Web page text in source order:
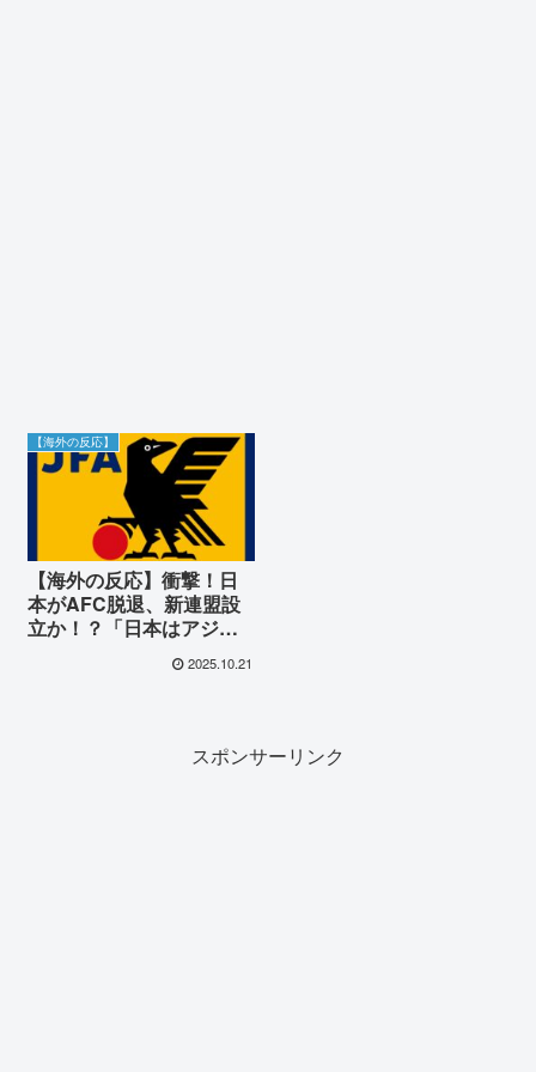
【海外の反応】
【海外の反応】衝撃！日
本がAFC脱退、新連盟設
立か！？「日本はアジア
の光だ！」世界中から支
持と参加表明が殺到する
2025.10.21
スポンサーリンク